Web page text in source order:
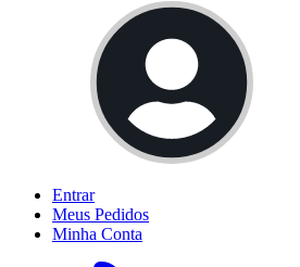
Entrar
Meus Pedidos
Minha Conta